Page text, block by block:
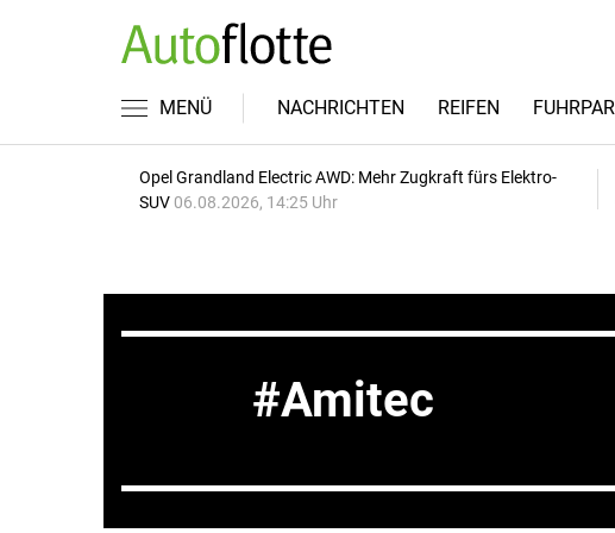
MENÜ NACHRICHTEN REIFEN
Opel Grandland Electric AWD: Mehr Zugkraft fürs Elektro-
SUV 06.08.2026, 14:25 Uhr
Amitec